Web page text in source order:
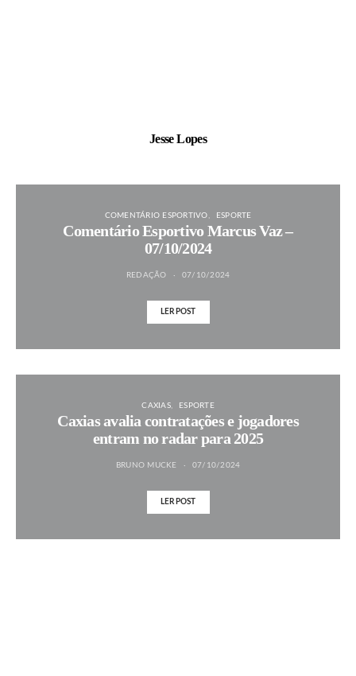
Jesse Lopes
COMENTÁRIO ESPORTIVO ESPORTE
Comentário Esportivo Marcus Vaz –
07/10/2024
REDAÇÃO 07/10/2024
LER POST
CAXIAS ESPORTE
Caxias avalia contratações e jogadores
entram no radar para 2025
BRUNO MUCKE 07/10/2024
LER POST